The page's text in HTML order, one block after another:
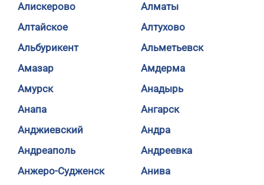
Алискерово
Алматы
Алтайское
Алтухово
Альбурикент
Альметьевск
Амазар
Амдерма
Амурск
Анадырь
Анапа
Ангарск
Анджиевский
Андра
Андреаполь
Андреевка
Анжеро-Судженск
Анива